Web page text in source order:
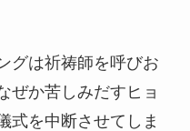
グは祈祷師を呼びお
ぜか苦しみだすヒョ
式を中断させてしま